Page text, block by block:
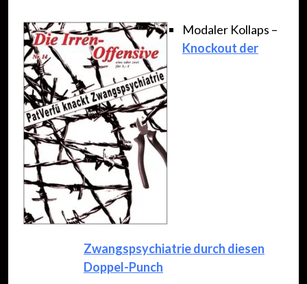
Modaler Kollaps –
Knockout der
Zwangspsychiatrie durch diesen
Doppel-Punch